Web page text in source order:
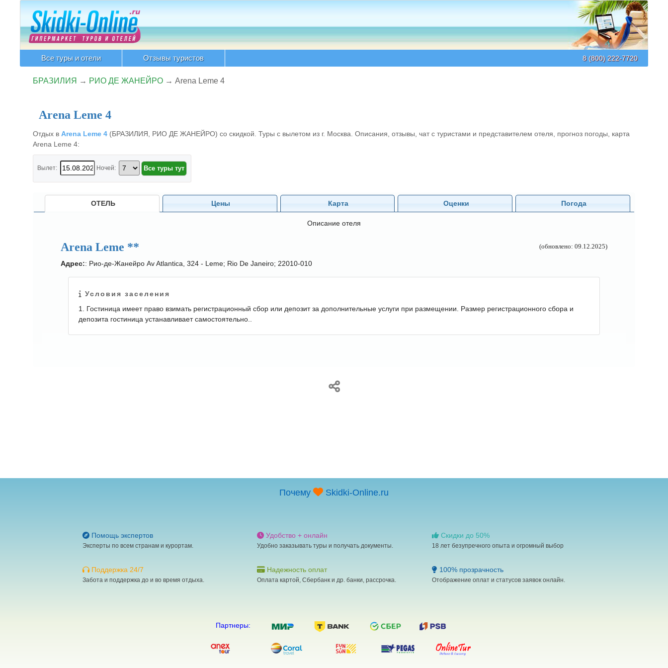
8 (800) 222-7720
Все туры и отели Отзывы туристов
БРАЗИЛИЯ → РИО ДЕ ЖАНЕЙРО→ Arena Leme 4
Arena Leme 4
Отдых в Arena Leme 4(БРАЗИЛИЯ, РИО ДЕ ЖАНЕЙРО) со скидкой. Туры с вылетом из г. Москва. Описания, отзывы, чат с туристами и представителем отеля, прогноз погоды, карта
Arena Leme 4:
Вылет: Ночей:
ОТЕЛЬ Цены Карта Оценки Погода
Описание отеля
Arena Leme ** (обновлено: 09.12.2025)
Адрес:: Рио-де-Жанейро Av Atlantica, 324 - Leme; Rio De Janeiro; 22010-010
Условия заселения
1. Гостиница имеет право взимать регистрационный сбор или депозит за дополнительные услуги при размещении. Размер регистрационного сбора и
депозита гостиница устанавливает самостоятельно..
Почему Skidki-Online.ru
Помощь экспертов
Эксперты по всем странам и курортам.
Удобство + онлайн
Удобно заказывать туры и получать документы.
Скидки до 50%
18 лет безупречного опыта и огромный выбор
Поддержка 24/7
Забота и поддержка до и во время отдыха.
Надежность оплат
Оплата картой, Сбербанк и др. банки, рассрочка.
100% прозрачность
Отображение оплат и статусов заявок онлайн.
Партнеры: